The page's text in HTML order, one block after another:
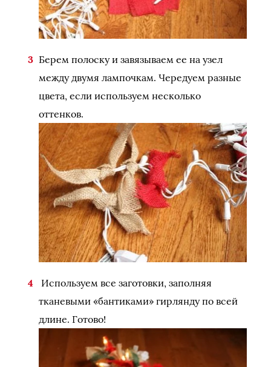
Берем полоску и завязываем ее на узел
между двумя лампочкам. Чередуем разные
цвета, если используем несколько
оттенков.
Используем все заготовки, заполняя
тканевыми «бантиками» гирлянду по всей
длине. Готово!